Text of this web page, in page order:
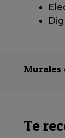
Murales
Te